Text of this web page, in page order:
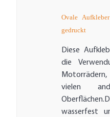
Ovale
gedruckt
Diese
die
vielen
wasserfest